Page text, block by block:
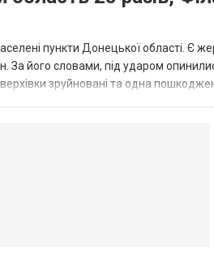
пункти Донецької області. Є
його словами, під ударом
зруйновані та одна